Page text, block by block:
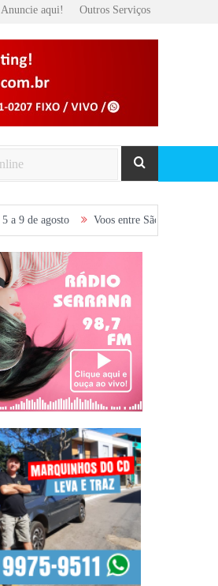
Anuncie aqui! Outros Serviços
Voos entre São João del-Rei e Belo